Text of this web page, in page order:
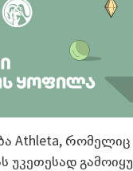
Athleta,
უკეთესად